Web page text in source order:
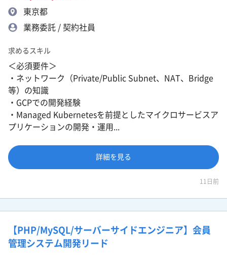
東京都
業務委託 / 契約社員
求めるスキル
＜必須要件＞
・ネットワーク（Private/Public Subnet、NAT、Bridge
等）の知識
・GCPでの開発経験
・Managed Kubernetesを前提としたマイクロサービスア
プリケーションの開発・運用...
詳細を見る
11日前
【PHP/MySQL/サーバーサイドエンジニア】会員
管理システム開発リード